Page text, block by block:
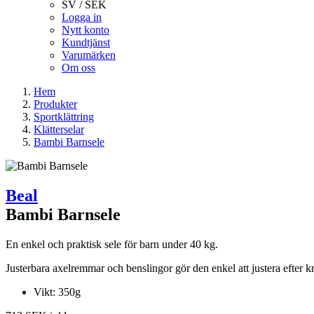
SV / SEK
Logga in
Nytt konto
Kundtjänst
Varumärken
Om oss
Hem
Produkter
Sportklättring
Klätterselar
Bambi Barnsele
Beal
Bambi Barnsele
En enkel och praktisk sele för barn under 40 kg.
Justerbara axelremmar och benslingor gör den enkel att justera efter
Vikt: 350g